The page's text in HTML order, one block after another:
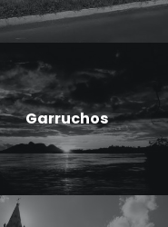
Garruchos